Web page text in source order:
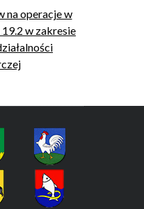
na operacje w
w zakresie